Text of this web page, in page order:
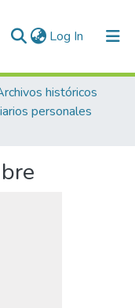
Log In (current)
históricos
personales